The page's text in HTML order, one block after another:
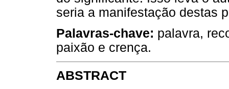
seria a manifestação destas
Palavras-chave: palavra,
paixão e crença.
ABSTRACT